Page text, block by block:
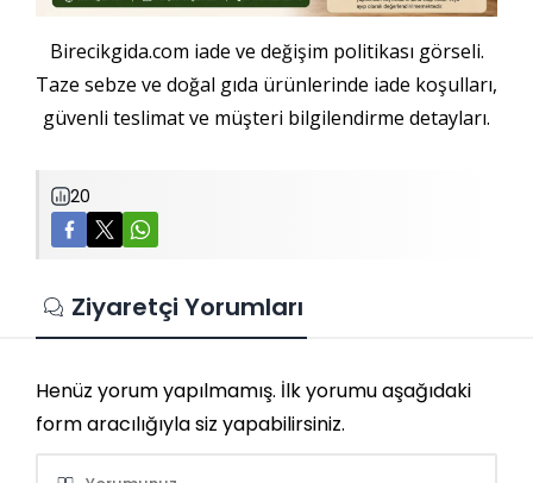
Birecikgida.com iade ve değişim politikası görseli.
Taze sebze ve doğal gıda ürünlerinde iade koşulları,
güvenli teslimat ve müşteri bilgilendirme detayları.
20
Ziyaretçi Yorumları
Henüz yorum yapılmamış. İlk yorumu aşağıdaki
form aracılığıyla siz yapabilirsiniz.